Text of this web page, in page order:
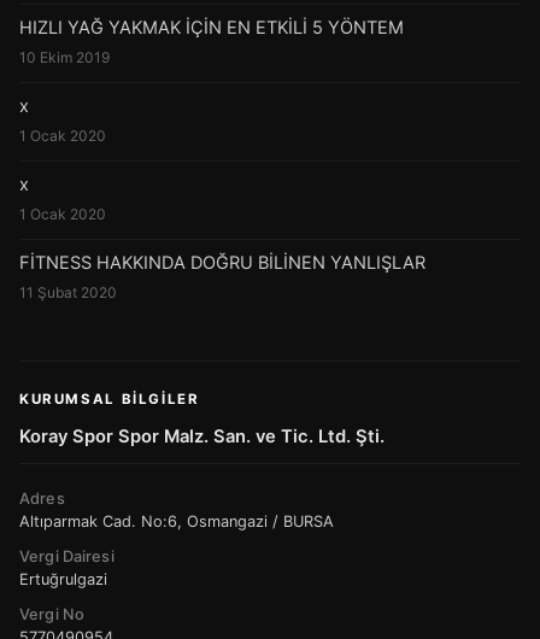
HIZLI YAĞ YAKMAK İÇİN EN ETKİLİ 5 YÖNTEM
10 Ekim 2019
x
1 Ocak 2020
x
1 Ocak 2020
FİTNESS HAKKINDA DOĞRU BİLİNEN YANLIŞLAR
11 Şubat 2020
KURUMSAL BILGILER
Koray Spor Spor Malz. San. ve Tic. Ltd. Şti.
Adres
Altıparmak Cad. No:6, Osmangazi / BURSA
Vergi Dairesi
Ertuğrulgazi
Vergi No